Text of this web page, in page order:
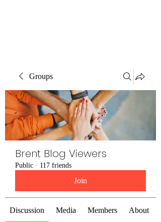
Groups
Brent Blog Viewers
Public · 117 friends
Join
Discussion Media Members About